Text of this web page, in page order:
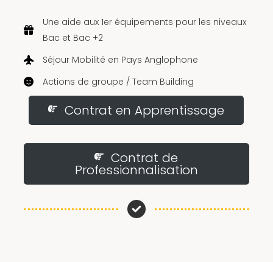
Une aide aux 1er équipements pour les niveaux
Bac et Bac +2
Séjour Mobilité en Pays Anglophone
Actions de groupe / Team Building
Contrat en Apprentissage
Contrat de
Professionnalisation